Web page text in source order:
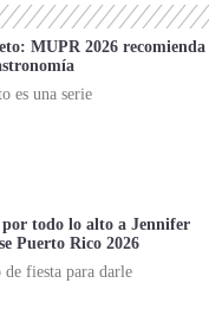
MUPR 2026 recomienda
es una serie
por todo lo alto a Jennifer
Puerto Rico 2026
de fiesta para darle